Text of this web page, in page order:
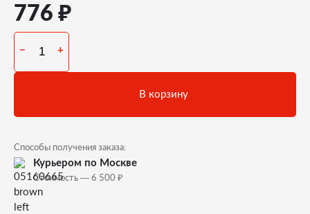
776 ₽
− +
В корзину
Способы получения заказа:
Курьером по Москве
Стоимость — 6 500 ₽